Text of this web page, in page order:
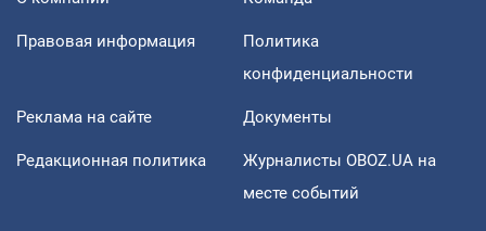
Правовая информация
Политика
конфиденциальности
Реклама на сайте Документы
Редакционная политика
Журналисты OBOZ.UA на
месте событий